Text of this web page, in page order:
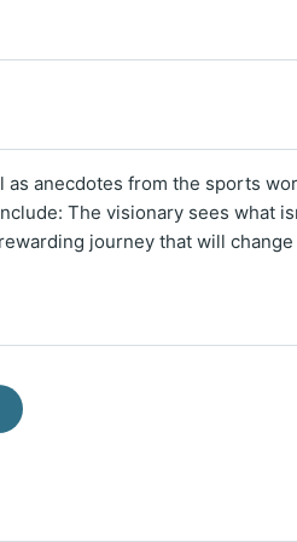
anecdotes from the sports
The visionary sees what
journey that will